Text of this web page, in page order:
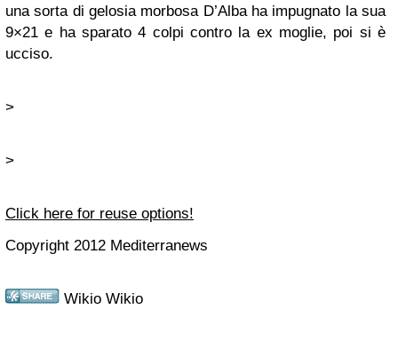
una sorta di gelosia morbosa D’Alba ha impugnato la sua
9×21 e ha sparato 4 colpi contro la ex moglie, poi si è
ucciso.
>
>
Click here for reuse options!
Copyright 2012 Mediterranews
Wikio Wikio